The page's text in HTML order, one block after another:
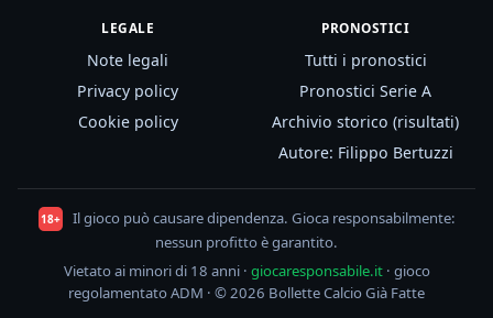
LEGALE
Note legali
Privacy policy
Cookie policy
PRONOSTICI
Tutti i pronostici
Pronostici Serie A
Archivio storico (risultati)
Autore: Filippo Bertuzzi
18+
Il gioco può causare dipendenza. Gioca responsabilmente:
nessun profitto è garantito.
Vietato ai minori di 18 anni · giocaresponsabile.it· gioco
regolamentato ADM · © 2026 Bollette Calcio Già Fatte